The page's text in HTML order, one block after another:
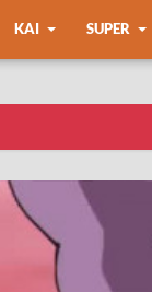
KAI SUPER